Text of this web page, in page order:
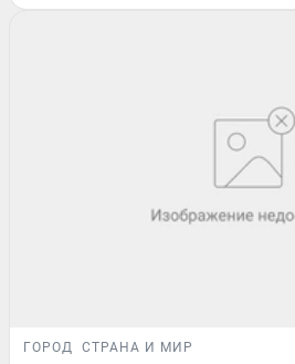
ГОРОД СТРАНА И МИР